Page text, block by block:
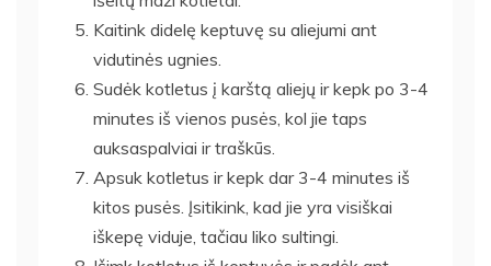
Kaitink didelę keptuvę su aliejumi ant
vidutinės ugnies.
Sudėk kotletus į karštą aliejų ir kepk po 3-4
minutes iš vienos pusės, kol jie taps
auksaspalviai ir traškūs.
Apsuk kotletus ir kepk dar 3-4 minutes iš
kitos pusės. Įsitikink, kad jie yra visiškai
iškepę viduje, tačiau liko sultingi.